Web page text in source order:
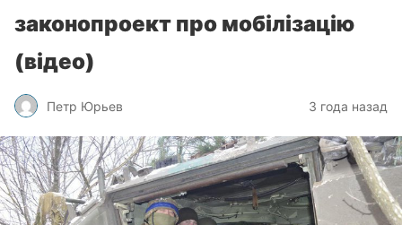
законопроект про мобілізацію
(відео)
Петр Юрьев 3 года назад